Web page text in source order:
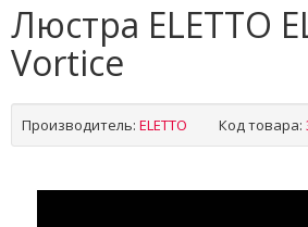
Люстра ELETTO
Vortice
Производитель: ELETTO Код товара: